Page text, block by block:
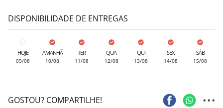
DISPONIBILIDADE DE ENTREGAS
HOJE
09/08
AMANHÃ
10/08
TER
11/08
QUA
12/08
QUI
13/08
SEX
14/08
SÁB
15/08
GOSTOU? COMPARTILHE! ...